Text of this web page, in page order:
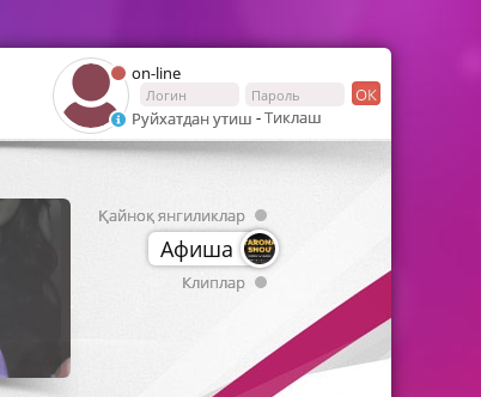
on-line
ОК
Руйхатдан утиш -Тиклаш
Қайноқ янгиликлар
Афиша
Клиплар